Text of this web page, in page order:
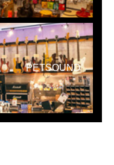
PETSOUND